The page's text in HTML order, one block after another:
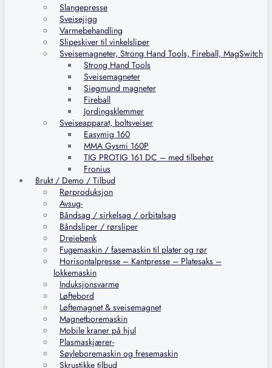
Slangepresse
Sveisejigg
Varmebehandling
Slipeskiver til vinkelsliper
Sveisemagneter, Strong Hand Tools, Fireball, MagSwitch
Strong Hand Tools
Sveisemagneter
Siegmund magneter
Fireball
Jordingsklemmer
Sveiseapparat, boltsveiser
Easymig 160
MMA Gysmi 160P
TIG PROTIG 161 DC – med tilbehør
Fronius
Brukt / Demo / Tilbud
Rørproduksjon
Avsug-
Båndsag / sirkelsag / orbitalsag
Båndsliper / rørsliper
Dreiebenk
Fugemaskin / fasemaskin til plater og rør
Horisontalpresse – Kantpresse – Platesaks –
lokkemaskin
Induksjonsvarme
Løftebord
Løftemagnet & sveisemagnet
Magnetboremaskin
Mobile kraner på hjul
Plasmaskjærer-
Søyleboremaskin og fresemaskin
Skrustikke tilbud